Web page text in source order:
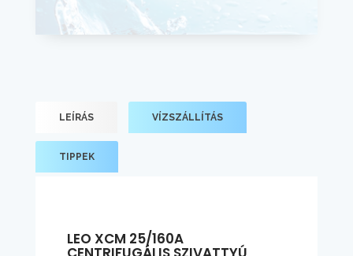
LEÍRÁS VÍZSZÁLLÍTÁS
TIPPEK
LEO XCM 25/160A